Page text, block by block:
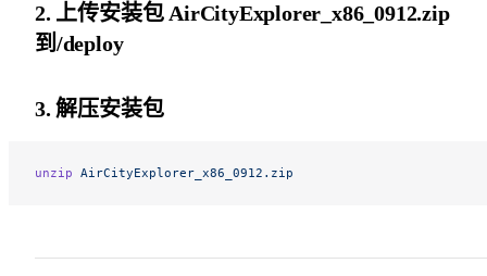
2. 上传安装包 AirCityExplorer_x86_0912.zip
到/deploy
3. 解压安装包
unzip AirCityExplorer_x86_0912.zip